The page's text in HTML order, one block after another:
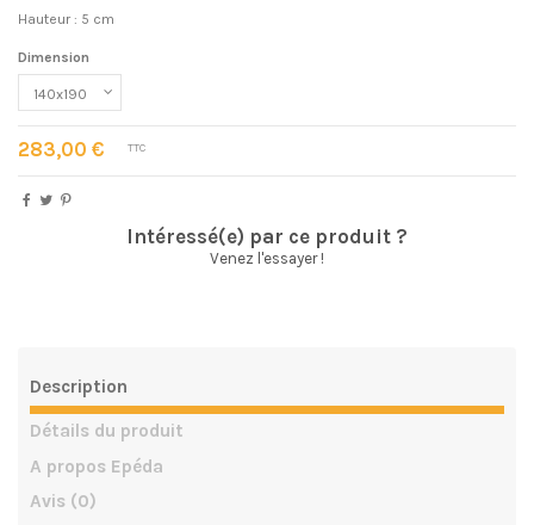
Hauteur : 5 cm
Dimension
283,00 € TTC
Intéressé(e) par ce produit ?
Venez l'essayer !
Description
Détails du produit
A propos Epéda
Avis (0)